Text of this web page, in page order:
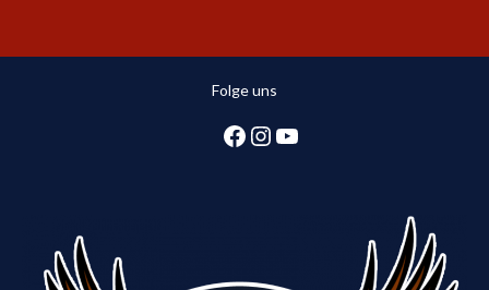
sichert
2.
Tabellenplatz
Folge uns
Facebook
Instagram
YouTube